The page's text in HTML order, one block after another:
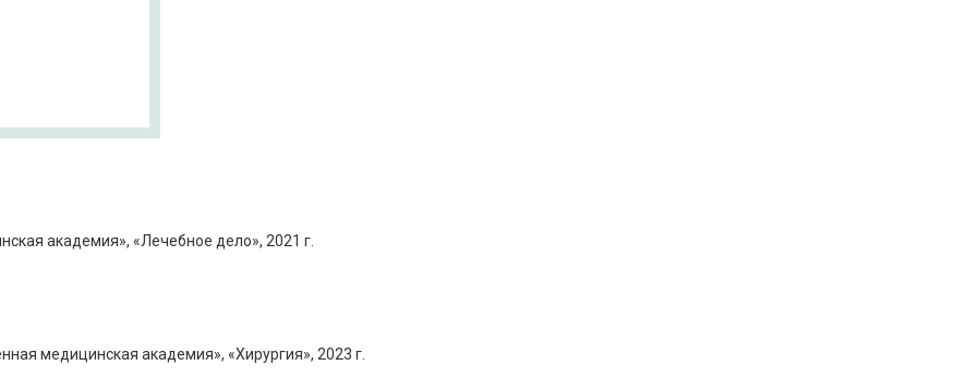
академия», «Лечебное дело», 2021 г.
медицинская академия», «Хирургия», 2023 г.